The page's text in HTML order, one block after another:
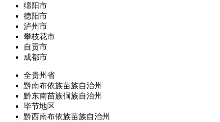
绵阳市
德阳市
泸州市
攀枝花市
自贡市
成都市
全贵州省
黔南布依族苗族自治州
黔东南苗族侗族自治州
毕节地区
黔西南布依族苗族自治州